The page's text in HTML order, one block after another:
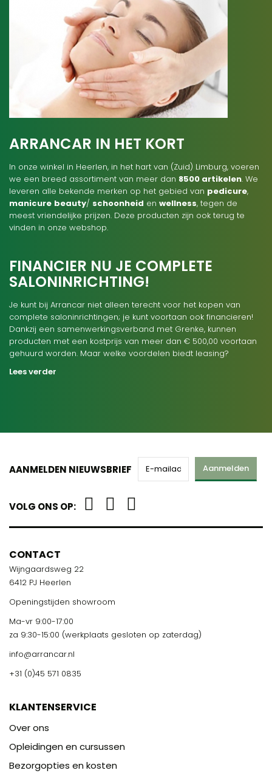
ARRANCAR IN HET KORT
In onze winkel in Heerlen, in het hart van (Zuid) Limburg, voeren
we een breed assortiment van meer dan 8500 artikelen. We
leveren alle bekende merken op het gebied van pedicure,
manicure beauty/ schoonheid en wellness, tegen de
meest vriendelijke prijzen. Deze producten zijn ook terug te
vinden in onze webshop.
FINANCIER NU JE COMPLETE
SALONINRICHTING!
Je kunt bij Arrancar niet alleen terecht voor het kopen van
complete saloninrichtingen; je kunt voortaan ook financieren!
Dankzij een samenwerkingsverband met Grenke, kunnen
producten met een kostprijs van meer dan € 500,00 voortaan
gehuurd worden. Maar welke voordelen biedt leasing?
Lees verder
AANMELDEN NIEUWSBRIEF Aanmelden
VOLG ONS OP:
CONTACT
Wijngaardsweg 22
6412 PJ Heerlen
Openingstijden showroom
Ma-vr 9:00-17:00
za 9:30-15:00 (werkplaats gesloten op zaterdag)
info@arrancar.nl
+31 (0)45 571 0835
KLANTENSERVICE
Over ons
Opleidingen en cursussen
Bezorgopties en kosten